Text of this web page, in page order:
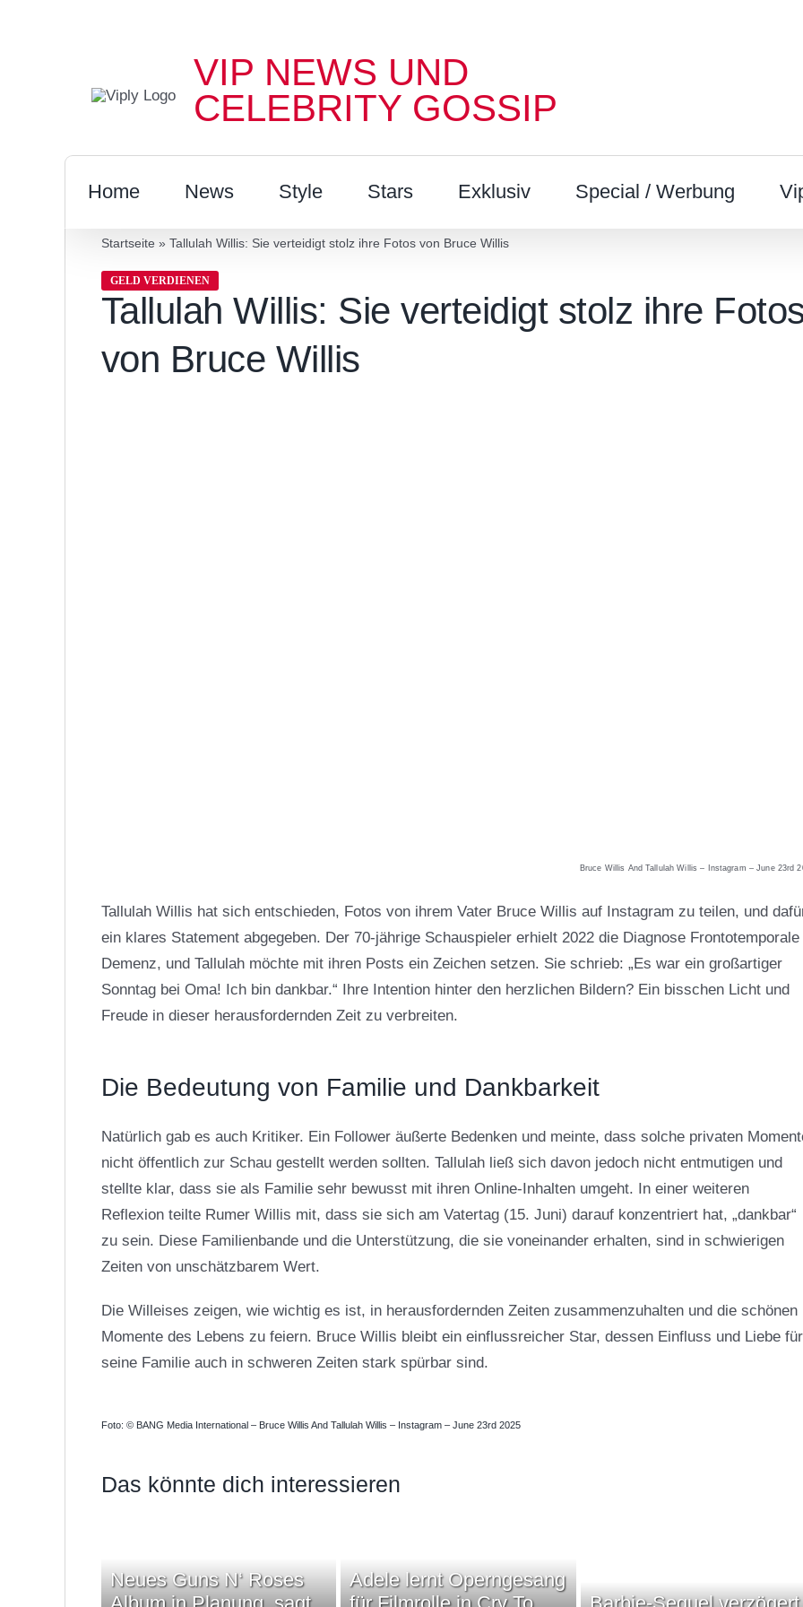
VIP NEWS UND
CELEBRITY GOSSIP
Home News Style Stars Exklusiv Special / Werbung
Startseite » Tallulah Willis: Sie verteidigt stolz ihre Fotos von Bruce Willis
GELD VERDIENEN
Tallulah Willis: Sie verteidigt stolz ihre
von Bruce Willis
Bruce Willis And Tallulah Willis – Instagram – June 23rd
Tallulah Willis hat sich entschieden, Fotos von ihrem Vater Bruce Willis auf Instagram zu teilen, und
ein klares Statement abgegeben. Der 70-jährige Schauspieler erhielt 2022 die Diagnose Frontotemporale
Demenz, und Tallulah möchte mit ihren Posts ein Zeichen setzen. Sie schrieb: „Es war ein großartiger
Sonntag bei Oma! Ich bin dankbar.“ Ihre Intention hinter den herzlichen Bildern? Ein bisschen Licht und
Freude in dieser herausfordernden Zeit zu verbreiten.
Die Bedeutung von Familie und Dankbarkeit
Natürlich gab es auch Kritiker. Ein Follower äußerte Bedenken und meinte, dass solche privaten
nicht öffentlich zur Schau gestellt werden sollten. Tallulah ließ sich davon jedoch nicht entmutigen und
stellte klar, dass sie als Familie sehr bewusst mit ihren Online-Inhalten umgeht. In einer weiteren
Reflexion teilte Rumer Willis mit, dass sie sich am Vatertag (15. Juni) darauf konzentriert hat, „dankbar“
zu sein. Diese Familienbande und die Unterstützung, die sie voneinander erhalten, sind in schwierigen
Zeiten von unschätzbarem Wert.
Die Willeises zeigen, wie wichtig es ist, in herausfordernden Zeiten zusammenzuhalten und die schönen
Momente des Lebens zu feiern. Bruce Willis bleibt ein einflussreicher Star, dessen Einfluss und Liebe für
seine Familie auch in schweren Zeiten stark spürbar sind.
Foto: © BANG Media International – Bruce Willis And Tallulah Willis – Instagram – June 23rd 2025
Das könnte dich interessieren
Neues Guns N‘ Roses
Adele lernt Operngesang